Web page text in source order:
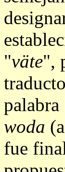
"väte",
palabra
woda
fue